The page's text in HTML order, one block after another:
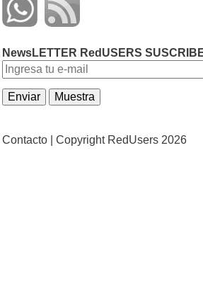
NewsLETTER RedUSERS
Contacto | Copyright RedUsers 2026